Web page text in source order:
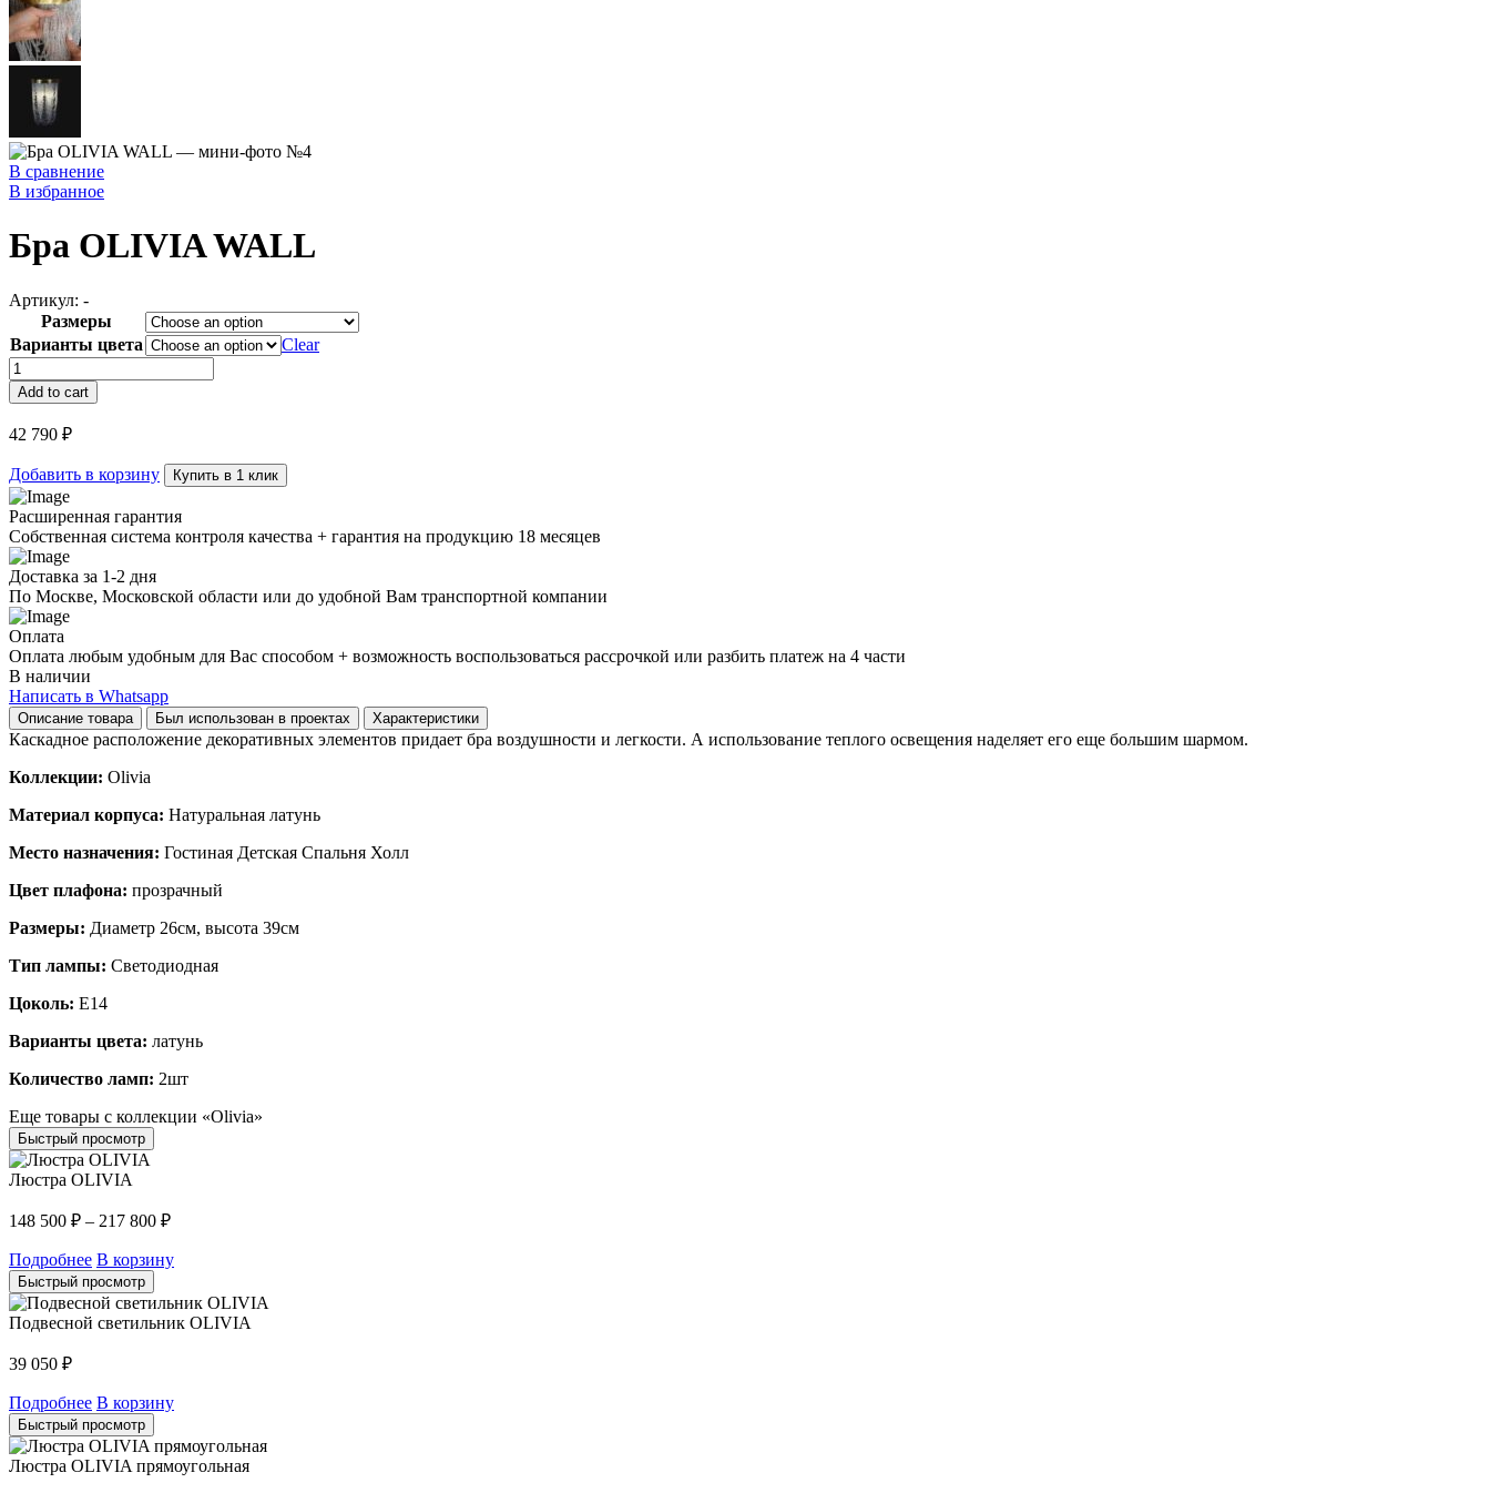
В сравнение
В избранное
Бра OLIVIA WALL
Артикул: -
Размеры
Варианты цвета
Clear
Бра
OLIVIA
WALL
quantity
Add to cart
42 790 ₽
Добавить в корзину Купить в 1 клик
Расширенная гарантия
Собственная система контроля качества + гарантия на продукцию 18 месяцев
Доставка за 1-2 дня
По Москве, Московской области или до удобной Вам транспортной компании
Оплата
Оплата любым удобным для Вас способом + возможность воспользоваться рассрочкой или разбить платеж на 4 части
В наличии
Написать в Whatsapp
Описание товара Был использован в проектах Характеристики
Каскадное расположение декоративных элементов придает бра воздушности и легкости. А использование теплого освещения наделяет его еще большим шармом.
Коллекции: Olivia
Материал корпуса: Натуральная латунь
Место назначения: Гостиная Детская Спальня Холл
Цвет плафона: прозрачный
Размеры: Диаметр 26см, высота 39см
Тип лампы: Светодиодная
Цоколь: E14
Варианты цвета: латунь
Количество ламп: 2шт
Еще товары с коллекции «Olivia»
Быстрый просмотр
Люстра OLIVIA
148 500 ₽ – 217 800 ₽
Подробнее В корзину
Быстрый просмотр
Подвесной светильник OLIVIA
39 050 ₽
Подробнее В корзину
Быстрый просмотр
Люстра OLIVIA прямоугольная